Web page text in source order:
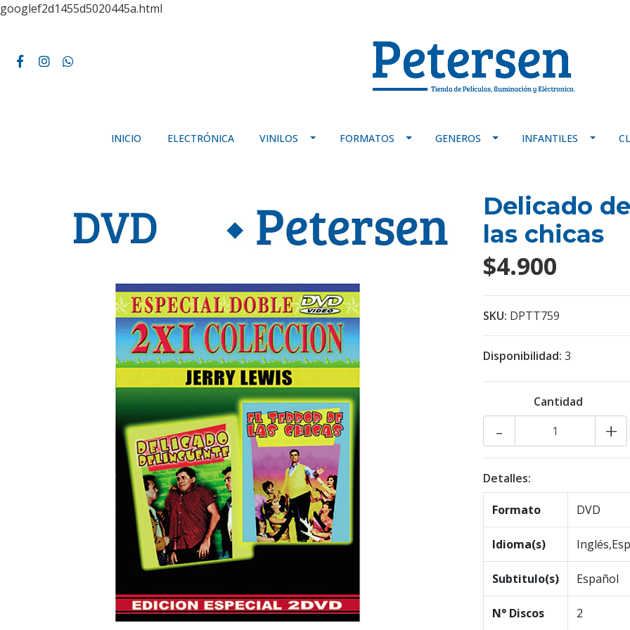
googlef2d1455d5020445a.html
INICIO ELECTRÓNICA VINILOS FORMATOS GENEROS INFANTILES
Delicado
las chicas
$4.900
SKU: DPTT759
Disponibilidad: 3
Cantidad
+
-
Detalles:
Formato DVD
Idioma(s)
Subtitulo(s) Español
N° Discos 2